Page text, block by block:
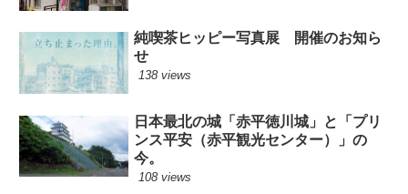
純喫茶ヒッピー写真展 開催のお知ら
せ
138 views
日本最北の城「赤平徳川城」と「プリ
ンス平安（赤平観光センター）」の
今。
108 views